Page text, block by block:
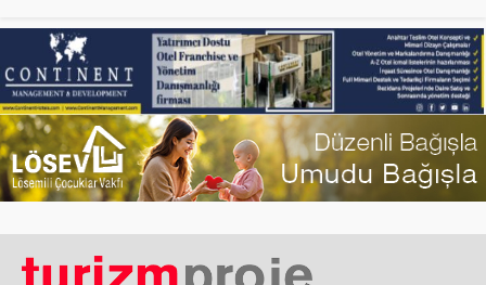
Bonna, Uluslararası Tasarım Ödülleri’nden 6 ödül
aldı
Sheraton İstanbul Levent ve Le Méridien İstanbul